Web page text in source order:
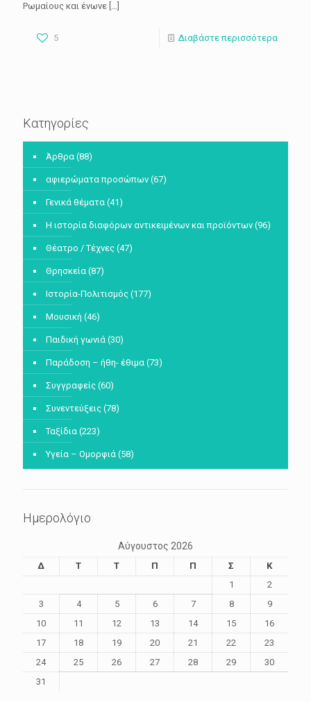
Ρωμαίους και ένωνε […]
5 Διαβάστε περισσότερα
Κατηγορίες
Άρθρα (88)
αφιερώματα προσώπων (67)
Γενικά θέματα (41)
Η ιστορία διαφόρων αντικειμένων και προϊόντων (96)
Θέατρο / Τέχνες (47)
Θρησκεία (87)
Ιστορία-Πολιτισμός (177)
Μουσική (46)
Παιδική γωνιά (30)
Παράδοση – ήθη- έθιμα (73)
Συγγραφείς (60)
Συνεντεύξεις (78)
Ταξίδια (223)
Υγεία – Ομορφιά (58)
Ημερολόγιο
Αύγουστος 2026
Δ Τ Τ Π Π Σ
Κ
1
2
3
4 5 6 7 8
9
10
11 12 13 14 15
16
17
18 19 20 21 22
23
24
25 26 27 28 29
30
31